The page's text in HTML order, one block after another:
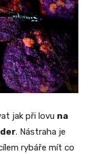
jak při lovu na
. Nástraha je
rybáře mít co